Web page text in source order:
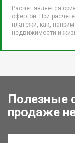
Расчет является
офертой. При
платежи, как,
недвижимости и
Полезные
продаже